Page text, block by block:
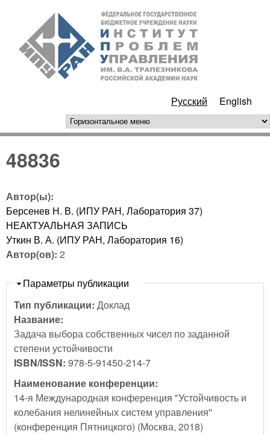
Перейти к основному
содержанию
РАН
Русский English
горизонтальное меню
48836
Автор(ы):
Берсенев Н. В. (ИПУ РАН, Лаборатория 37)
НЕАКТУАЛЬНАЯ ЗАПИСЬ
Уткин В. А. (ИПУ РАН, Лаборатория 16)
Автор(ов): 2
Скрыть
Параметры публикации
Тип публикации: Доклад
Название:
Задача выбора собственных чисел по заданной
степени устойчивости
ISBN/ISSN: 978-5-91450-214-7
Наименование конференции:
14-я Международная конференция "Устойчивость и
колебания нелинейных систем управления''
(конференция Пятницкого) (Москва, 2018)